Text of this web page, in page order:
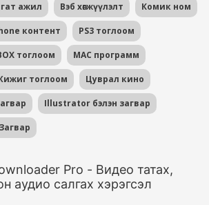
ажил Вэб хөгжүүлэлт Комик ном
контент PS3 тоглоом
тоглоом MAC программ
тоглоом Цуврал кино
Illustrator бэлэн загвар
Pro - Видео татах,
аудио салгах хэрэгсэл